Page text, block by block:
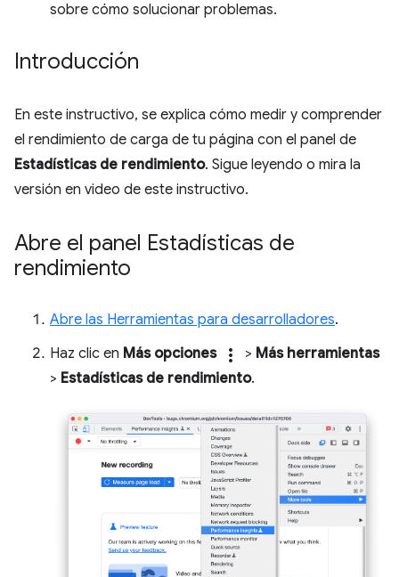
sobre cómo solucionar problemas.
Introducción
En este instructivo, se explica cómo medir y comprender
el rendimiento de carga de tu página con el panel de
Estadísticas de rendimiento. Sigue leyendo o mira la
versión en video de este instructivo.
Abre el panel Estadísticas de
rendimiento
Abre las Herramientas para desarrolladores.
Haz clic en Más opciones more_vert > Más herramientas
> Estadísticas de rendimiento.